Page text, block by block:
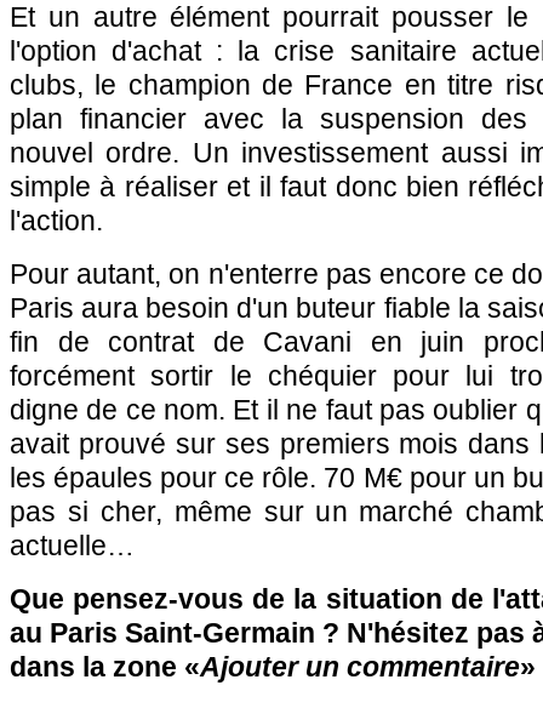
Et un autre élément pourrait pousser
l'option d'achat : la crise sanitaire
clubs, le champion de France en titre
plan financier avec la suspension des
nouvel ordre. Un investissement aussi
simple à réaliser et il faut donc bien
l'action.
Pour autant, on n'enterre pas encore ce
Paris aura besoin d'un buteur fiable la
fin de contrat de Cavani en juin
forcément sortir le chéquier pour lui
digne de ce nom. Et il ne faut pas oublier
avait prouvé sur ses premiers mois dans
les épaules pour ce rôle. 70 M€ pour un
pas si cher, même sur un marché
actuelle…
Que pensez-vous de la situation de
au Paris Saint-Germain ? N'hésitez pas
dans la zone «Ajouter un commentaire»